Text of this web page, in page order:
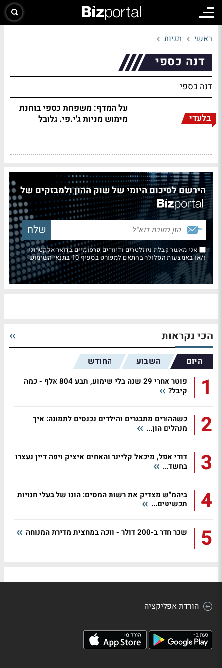
ראשי תגיות
דנה כספי
דנה כספי
בלעדי
על המדף: משפחת כספי בוחנת
מימוש מניות ג'י.פי. גלובל
הירשם לסיכום היומי של שוק ההון ולמבזקים של
אני מאשר קבלת ניוזלטרים ודיוורים פרסומיים בדואר אלקטרוני
ו/או באמצעות הסלולר בהתאם למפורט בסעיף 10 בתנאי השימוש
הכי נקראות
היום השבוע החודש
1
פוטר אחרי 29 שנה בלי שימוע, תבע 804 אלף - כמה
קיבל?
2
כשההורים מתבגרים והילדים נכנסים לתמונה: איך
מנהלים הון...
3
דודי אפל, מיכאל קליינר והאחים איציק ויפה דיין נעצרו
בחשד...
4
ביהמ"ש מצדיק את רשות המסים: הונו של בעלי חנויות
תכשיטים...
5 שכר חדר ב-200 דולר - וזכה במחצית מדירת המנוחה
הורדת אפליקציה